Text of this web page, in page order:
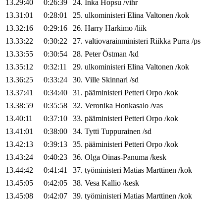
13.29:40
0:26:39 24. Inka Hopsu /vihr
13.31:01
0:28:01 25. ulkoministeri Elina Valtonen /kok
13.32:16
0:29:16 26. Harry Harkimo /liik
13.33:22
0:30:22 27. valtiovarainministeri Riikka Purra /ps
13.33:55
0:30:54 28. Peter Östman /kd
13.35:12
0:32:11 29. ulkoministeri Elina Valtonen /kok
13.36:25
0:33:24 30. Ville Skinnari /sd
13.37:41
0:34:40 31. pääministeri Petteri Orpo /kok
13.38:59
0:35:58 32. Veronika Honkasalo /vas
13.40:11
0:37:10 33. pääministeri Petteri Orpo /kok
13.41:01
0:38:00 34. Tytti Tuppurainen /sd
13.42:13
0:39:13 35. pääministeri Petteri Orpo /kok
13.43:24
0:40:23 36. Olga Oinas-Panuma /kesk
13.44:42
0:41:41 37. työministeri Matias Marttinen /kok
13.45:05
0:42:05 38. Vesa Kallio /kesk
13.45:08
0:42:07 39. työministeri Matias Marttinen /kok